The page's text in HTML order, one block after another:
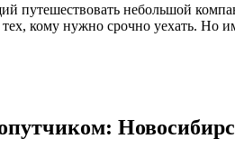
путешествовать небольшой
кому нужно срочно уехать. Но